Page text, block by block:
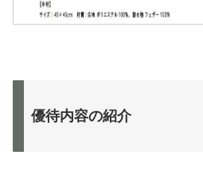
優待内容の紹介